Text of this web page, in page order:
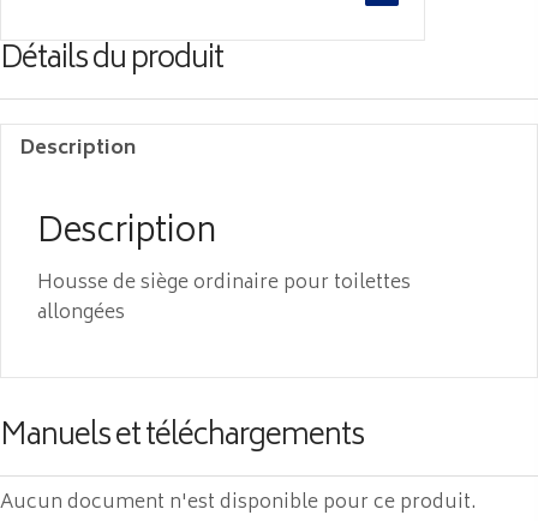
Détails du produit
Description
Description
Housse de siège ordinaire pour toilettes
allongées
Manuels et téléchargements
Aucun document n'est disponible pour ce produit.